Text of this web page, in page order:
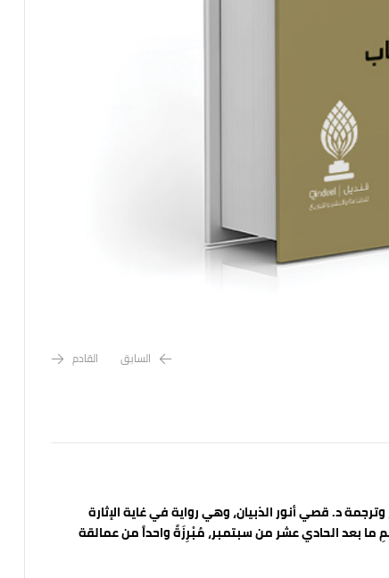
السابق القادم
د. قصي أنور الذبيان، وهي رواية في غاية الإثارة
بعد الحادي عشر من سبتمبر، مُبْرِزَةً واحداً من عمالقة